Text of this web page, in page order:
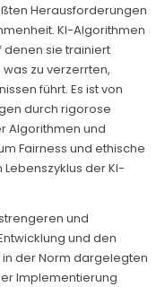
Herausforderungen
KI-Algorithmen
denen sie trainiert
zu verzerrten,
führt. Es ist von
durch rigorose
Algorithmen und
Fairness und ethische
der KI-
und
und den
in der Norm dargelegten
Implementierung